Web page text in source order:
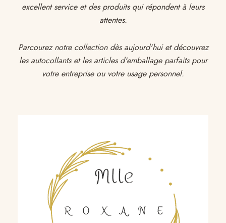
excellent service et des produits qui répondent à leurs
attentes.
Parcourez notre collection dès aujourd'hui et découvrez
les autocollants et les articles d'emballage parfaits pour
votre entreprise ou votre usage personnel.